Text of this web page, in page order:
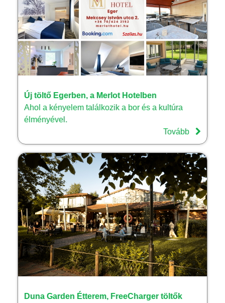
Új töltő Egerben, a Merlot Hotelben
Ahol a kényelem találkozik a bor és a kultúra
élményével.
Tovább
Duna Garden Étterem, FreeCharger töltők